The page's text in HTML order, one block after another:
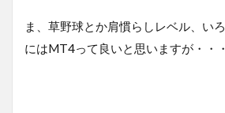
ま、草野球とか肩慣らしレベル、い
にはMT4って良いと思いますが・・